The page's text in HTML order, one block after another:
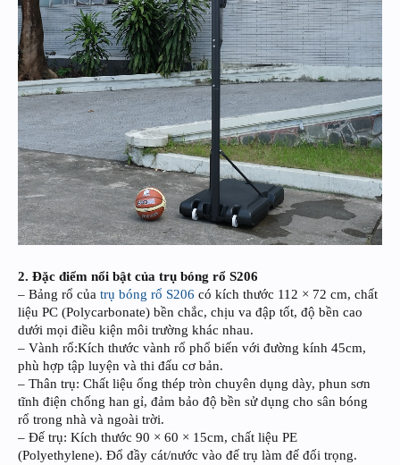
2. Đặc điểm nổi bật của trụ bóng rổ S206
– Bảng rổ của trụ bóng rổ S206 có kích thước 112 × 72 cm, chất
liệu PC (Polycarbonate) bền chắc, chịu va đập tốt, độ bền cao
dưới mọi điều kiện môi trường khác nhau.
– Vành rổ:Kích thước vành rổ phổ biến với đường kính 45cm,
phù hợp tập luyện và thi đấu cơ bản.
– Thân trụ: Chất liệu ống thép tròn chuyên dụng dày, phun sơn
tĩnh điện chống han gỉ, đảm bảo độ bền sử dụng cho sân bóng
rổ trong nhà và ngoài trời.
– Đế trụ: Kích thước 90 × 60 × 15cm, chất liệu PE
(Polyethylene). Đổ đầy cát/nước vào đế trụ làm đế đối trọng.